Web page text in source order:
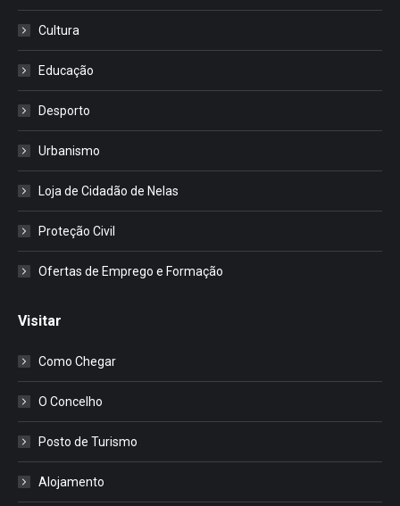
Cultura
Educação
Desporto
Urbanismo
Loja de Cidadão de Nelas
Proteção Civil
Ofertas de Emprego e Formação
Visitar
Como Chegar
O Concelho
Posto de Turismo
Alojamento